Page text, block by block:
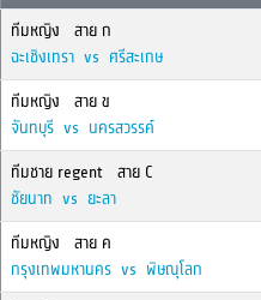
ทีมหญิง สาย ก
ฉะเชิงเทรา vs ศรีสะเกษ
ทีมหญิง สาย ข
จันทบุรี vs นครสวรรค์
ทีมชาย regent สาย C
ชัยนาท vs ยะลา
ทีมหญิง สาย ค
กรุงเทพมหานคร vs พิษณุโลก